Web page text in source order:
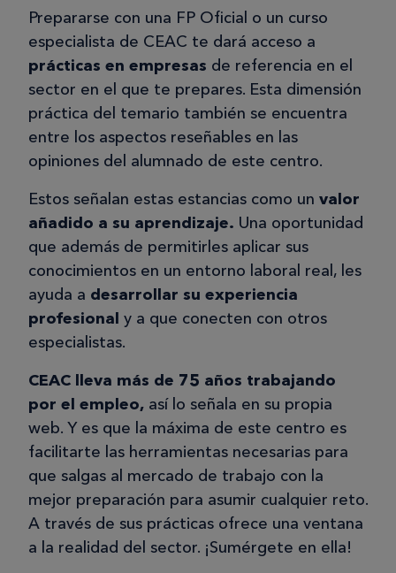
Diseño de interiores
Mi experiencia con CEAC en el curso
de Diseño de Interiores fue en
general muy positiva. Destacaría la
flexibilidad del programa y el material
didáctico, especialmente la
bastante útil y completo. Sin
embargo, un aspecto que considero
mejorable fue el cambio de
profesorado durante el curso. Este
proceso fue algo lioso, ya que me
costó adaptarme a las nuevas formas
de corrección y no siempre lograba
congeniar con los criterios de los
nuevos docentes. Esto generó cierta
confusión en algunos momentos, pero
en general, la experiencia fue
enriquecedora.
Prepararse con una FP Oficial o un curso
especialista de CEAC te dará acceso a
prácticas en empresas de referencia en el
sector en el que te prepares. Esta dimensión
práctica del temario también se encuentra
entre los aspectos reseñables en las
opiniones del alumnado de este centro.
Estos señalan estas estancias como un valor
añadido a su aprendizaje. Una oportunidad
que además de permitirles aplicar sus
conocimientos en un entorno laboral real, les
ayuda a desarrollar su experiencia
profesional y a que conecten con otros
especialistas.
CEAC lleva más de 75 años trabajando
por el empleo, así lo señala en su propia
web. Y es que la máxima de este centro es
facilitarte las herramientas necesarias para
que salgas al mercado de trabajo con la
mejor preparación para asumir cualquier reto.
A través de sus prácticas ofrece una ventana
a la realidad del sector. ¡Sumérgete en ella!